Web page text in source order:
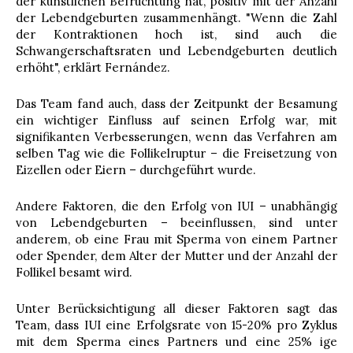
der Lebendgeburten zusammenhängt. "Wenn die Zahl
der Kontraktionen hoch ist, sind auch die
Schwangerschaftsraten und Lebendgeburten deutlich
erhöht", erklärt Fernández.
Das Team fand auch, dass der Zeitpunkt der Besamung
ein wichtiger Einfluss auf seinen Erfolg war, mit
signifikanten Verbesserungen, wenn das Verfahren am
selben Tag wie die Follikelruptur – die Freisetzung von
Eizellen oder Eiern – durchgeführt wurde.
Andere Faktoren, die den Erfolg von IUI – unabhängig
von Lebendgeburten – beeinflussen, sind unter
anderem, ob eine Frau mit Sperma von einem Partner
oder Spender, dem Alter der Mutter und der Anzahl der
Follikel besamt wird.
Unter Berücksichtigung all dieser Faktoren sagt das
Team, dass IUI eine Erfolgsrate von 15-20% pro Zyklus
mit dem Sperma eines Partners und eine 25% ige